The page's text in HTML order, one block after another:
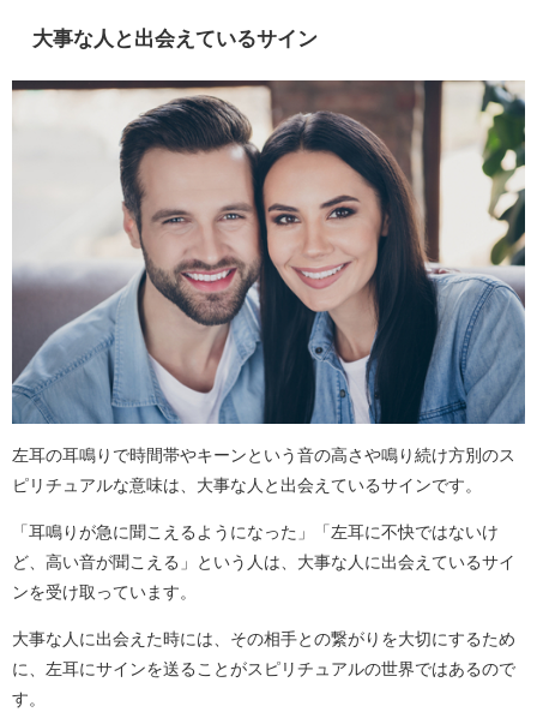
大事な人と出会えているサイン
左耳の耳鳴りで時間帯やキーンという音の高さや鳴り続け方別のス
ピリチュアルな意味は、大事な人と出会えているサインです。
「耳鳴りが急に聞こえるようになった」「左耳に不快ではないけ
ど、高い音が聞こえる」という人は、大事な人に出会えているサイ
ンを受け取っています。
大事な人に出会えた時には、その相手との繋がりを大切にするため
に、左耳にサインを送ることがスピリチュアルの世界ではあるので
す。